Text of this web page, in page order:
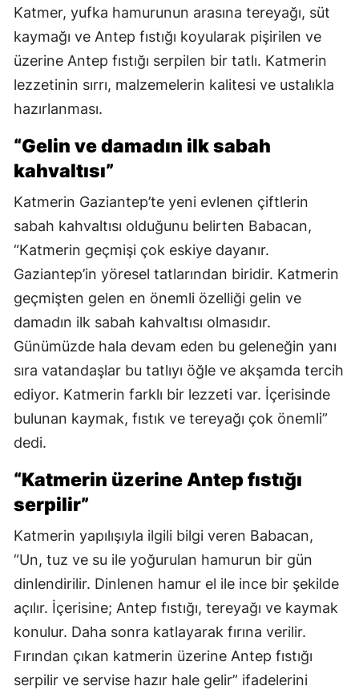
Katmer, yufka hamurunun arasına tereyağı, süt
kaymağı ve Antep fıstığı koyularak pişirilen ve
üzerine Antep fıstığı serpilen bir tatlı. Katmerin
lezzetinin sırrı, malzemelerin kalitesi ve ustalıkla
hazırlanması.
“Gelin ve damadın ilk sabah
kahvaltısı”
Katmerin Gaziantep’te yeni evlenen çiftlerin
sabah kahvaltısı olduğunu belirten Babacan,
“Katmerin geçmişi çok eskiye dayanır.
Gaziantep’in yöresel tatlarından biridir. Katmerin
geçmişten gelen en önemli özelliği gelin ve
damadın ilk sabah kahvaltısı olmasıdır.
Günümüzde hala devam eden bu geleneğin yanı
sıra vatandaşlar bu tatlıyı öğle ve akşamda tercih
ediyor. Katmerin farklı bir lezzeti var. İçerisinde
bulunan kaymak, fıstık ve tereyağı çok önemli”
dedi.
“Katmerin üzerine Antep fıstığı
serpilir”
Katmerin yapılışıyla ilgili bilgi veren Babacan,
“Un, tuz ve su ile yoğurulan hamurun bir gün
dinlendirilir. Dinlenen hamur el ile ince bir şekilde
açılır. İçerisine; Antep fıstığı, tereyağı ve kaymak
konulur. Daha sonra katlayarak fırına verilir.
Fırından çıkan katmerin üzerine Antep fıstığı
serpilir ve servise hazır hale gelir” ifadelerini